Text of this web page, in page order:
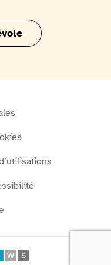
et
les touristes et
belge.
Web Solutions